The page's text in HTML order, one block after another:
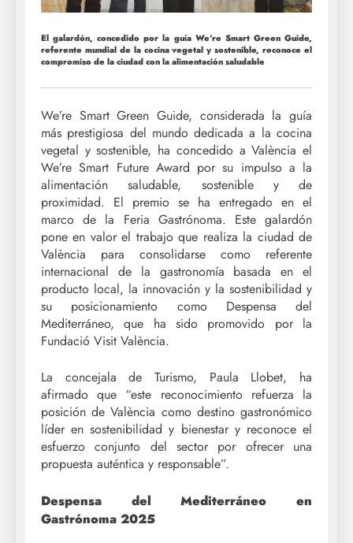
El galardón, concedido por la guía We’re Smart Green Guide,
referente mundial de la cocina vegetal y sostenible, reconoce el
compromiso de la ciudad con la alimentación saludable
We’re Smart Green Guide, considerada la guía
más prestigiosa del mundo dedicada a la cocina
vegetal y sostenible, ha concedido a València el
We’re Smart Future Award por su impulso a la
alimentación saludable, sostenible y de
proximidad. El premio se ha entregado en el
marco de la Feria Gastrónoma. Este galardón
pone en valor el trabajo que realiza la ciudad de
València para consolidarse como referente
internacional de la gastronomía basada en el
producto local, la innovación y la sostenibilidad y
su posicionamiento como Despensa del
Mediterráneo, que ha sido promovido por la
Fundació Visit València.
La concejala de Turismo, Paula Llobet, ha
afirmado que “este reconocimiento refuerza la
posición de València como destino gastronómico
líder en sostenibilidad y bienestar y reconoce el
esfuerzo conjunto del sector por ofrecer una
propuesta auténtica y responsable”.
Despensa del Mediterráneo en
Gastrónoma 2025